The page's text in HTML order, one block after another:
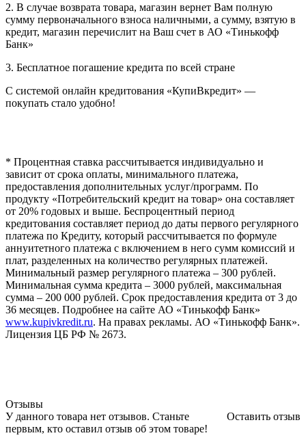
2. В случае возврата товара, магазин вернет Вам полную
сумму первоначального взноса наличными, а сумму, взятую в
кредит, магазин перечислит на Ваш счет в АО «Тинькофф
Банк»
3. Бесплатное погашение кредита по всей стране
С системой онлайн кредитования «КупиВкредит» —
покупать стало удобно!
* Процентная ставка рассчитывается индивидуально и
зависит от срока оплаты, минимального платежа,
предоставления дополнительных услуг/программ. По
продукту «Потребительский кредит на товар» она составляет
от 20% годовых и выше. Беспроцентный период
кредитования составляет период до даты первого регулярного
платежа по Кредиту, который рассчитывается по формуле
аннуитетного платежа с включением в него сумм комиссий и
плат, разделенных на количество регулярных платежей.
Минимальный размер регулярного платежа – 300 рублей.
Минимальная сумма кредита – 3000 рублей, максимальная
сумма – 200 000 рублей. Срок предоставления кредита от 3 до
36 месяцев. Подробнее на сайте АО «Тинькофф Банк»
www.kupivkredit.ru. На правах рекламы. АО «Тинькофф Банк».
Лицензия ЦБ РФ № 2673.
Отзывы
Оставить отзыв
У данного товара нет отзывов. Станьте
первым, кто оставил отзыв об этом товаре!